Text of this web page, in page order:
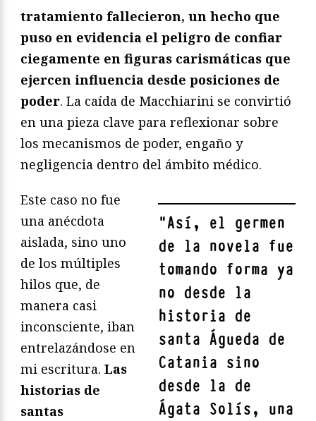
tratamiento fallecieron, un hecho que
puso en evidencia el peligro de confiar
ciegamente en figuras carismáticas que
ejercen influencia desde posiciones de
poder. La caída de Macchiarini se convirtió
en una pieza clave para reflexionar sobre
los mecanismos de poder, engaño y
negligencia dentro del ámbito médico.
"Así, el germen
de la novela fue
tomando forma ya
no desde la
historia de
santa Águeda de
Catania sino
desde la de
Ágata Solís, una
Este caso no fue
una anécdota
aislada, sino uno
de los múltiples
hilos que, de
manera casi
inconsciente, iban
entrelazándose en
mi escritura. Las
historias de
santas